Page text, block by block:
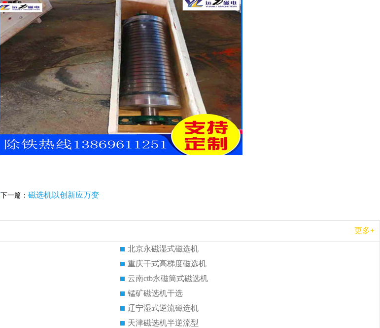
下一篇： 磁选机以创新应万变
更多+
北京永磁湿式磁选机
重庆干式高梯度磁选机
云南ctb永磁筒式磁选机
锰矿磁选机干选
辽宁湿式逆流磁选机
天津磁选机半逆流型